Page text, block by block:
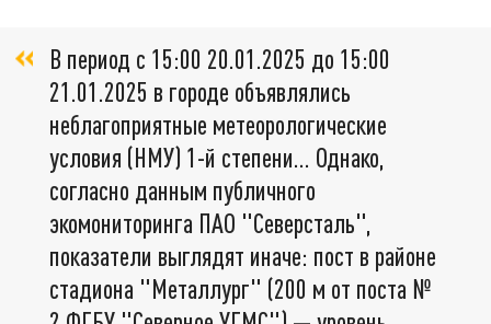
В период с 15:00 20.01.2025 до 15:00
21.01.2025 в городе объявлялись
неблагоприятные метеорологические
условия (НМУ) 1-й степени… Однако,
согласно данным публичного
экомониторинга ПАО "Северсталь",
показатели выглядят иначе: пост в районе
стадиона "Металлург" (200 м от поста №